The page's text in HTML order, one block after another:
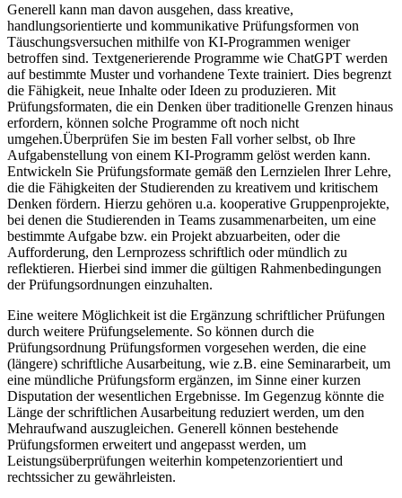
Generell kann man davon ausgehen, dass kreative,
handlungsorientierte und kommunikative Prüfungsformen von
Täuschungsversuchen mithilfe von KI-Programmen weniger
betroffen sind. Textgenerierende Programme wie ChatGPT werden
auf bestimmte Muster und vorhandene Texte trainiert. Dies begrenzt
die Fähigkeit, neue Inhalte oder Ideen zu produzieren. Mit
Prüfungsformaten, die ein Denken über traditionelle Grenzen hinaus
erfordern, können solche Programme oft noch nicht
umgehen.Überprüfen Sie im besten Fall vorher selbst, ob Ihre
Aufgabenstellung von einem KI-Programm gelöst werden kann.
Entwickeln Sie Prüfungsformate gemäß den Lernzielen Ihrer Lehre,
die die Fähigkeiten der Studierenden zu kreativem und kritischem
Denken fördern. Hierzu gehören u.a. kooperative Gruppenprojekte,
bei denen die Studierenden in Teams zusammenarbeiten, um eine
bestimmte Aufgabe bzw. ein Projekt abzuarbeiten, oder die
Aufforderung, den Lernprozess schriftlich oder mündlich zu
reflektieren. Hierbei sind immer die gültigen Rahmenbedingungen
der Prüfungsordnungen einzuhalten.
Eine weitere Möglichkeit ist die Ergänzung schriftlicher Prüfungen
durch weitere Prüfungselemente. So können durch die
Prüfungsordnung Prüfungsformen vorgesehen werden, die eine
(längere) schriftliche Ausarbeitung, wie z.B. eine Seminararbeit, um
eine mündliche Prüfungsform ergänzen, im Sinne einer kurzen
Disputation der wesentlichen Ergebnisse. Im Gegenzug könnte die
Länge der schriftlichen Ausarbeitung reduziert werden, um den
Mehraufwand auszugleichen. Generell können bestehende
Prüfungsformen erweitert und angepasst werden, um
Leistungsüberprüfungen weiterhin kompetenzorientiert und
rechtssicher zu gewährleisten.